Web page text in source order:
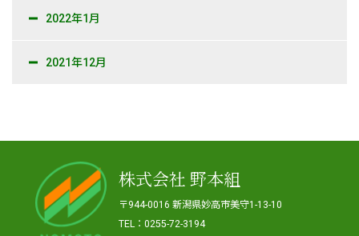
2022年1月
2021年12月
株式会社 野本組
〒944-0016 新潟県妙高市美守1-13-10
TEL：0255-72-3194